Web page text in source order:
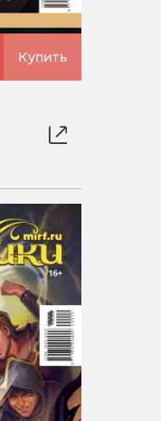
Купить